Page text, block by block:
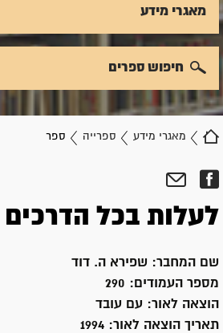
מאגרי מידע ספרייה ספר
מאגרי מידע
חיפוש ספרים
לעלות בכל הדרכים
שם המחבר: שפירא ה. דוד
מספר העמודים: 290
הוצאה לאור: עם עובד
תאריך הוצאה לאור: